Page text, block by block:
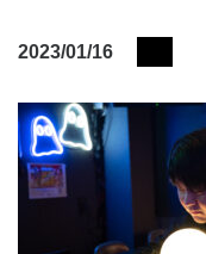
2023/01/16